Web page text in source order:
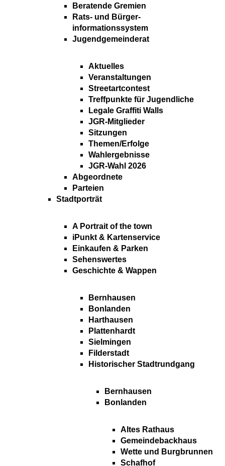
Beratende Gremien
Rats- und Bürger-
informationssystem
Jugendgemeinderat
Aktuelles
Veranstaltungen
Streetartcontest
Treffpunkte für Jugendliche
Legale Graffiti Walls
JGR-Mitglieder
Sitzungen
Themen/Erfolge
Wahlergebnisse
JGR-Wahl 2026
Abgeordnete
Parteien
Stadtporträt
A Portrait of the town
iPunkt & Kartenservice
Einkaufen & Parken
Sehenswertes
Geschichte & Wappen
Bernhausen
Bonlanden
Harthausen
Plattenhardt
Sielmingen
Filderstadt
Historischer Stadtrundgang
Bernhausen
Bonlanden
Altes Rathaus
Gemeindebackhaus
Wette und Burgbrunnen
Schafhof